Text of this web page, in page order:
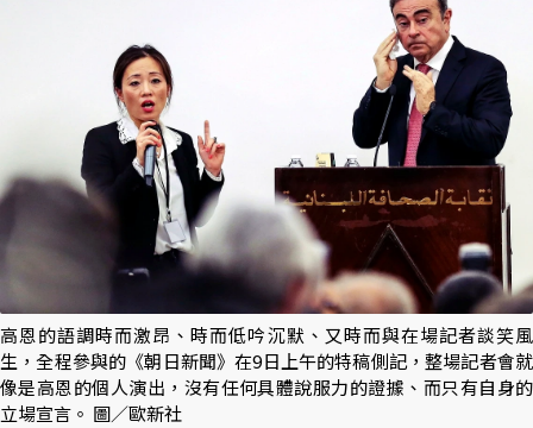
高恩的語調時而激昂、時而低吟沉默、又時而與在場記者談笑風
生，全程參與的《朝日新聞》在9日上午的特稿側記，整場記者會就
像是高恩的個人演出，沒有任何具體說服力的證據、而只有自身的
立場宣言。 圖／歐新社